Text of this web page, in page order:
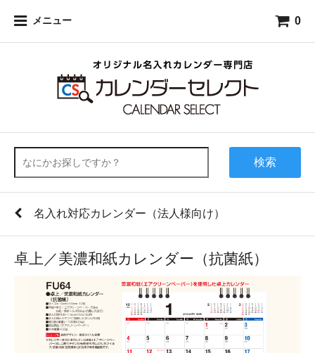
メニュー 0
検索
名入れ対応カレンダー（法人様向け）
卓上／美濃和紙カレンダー（抗菌紙）